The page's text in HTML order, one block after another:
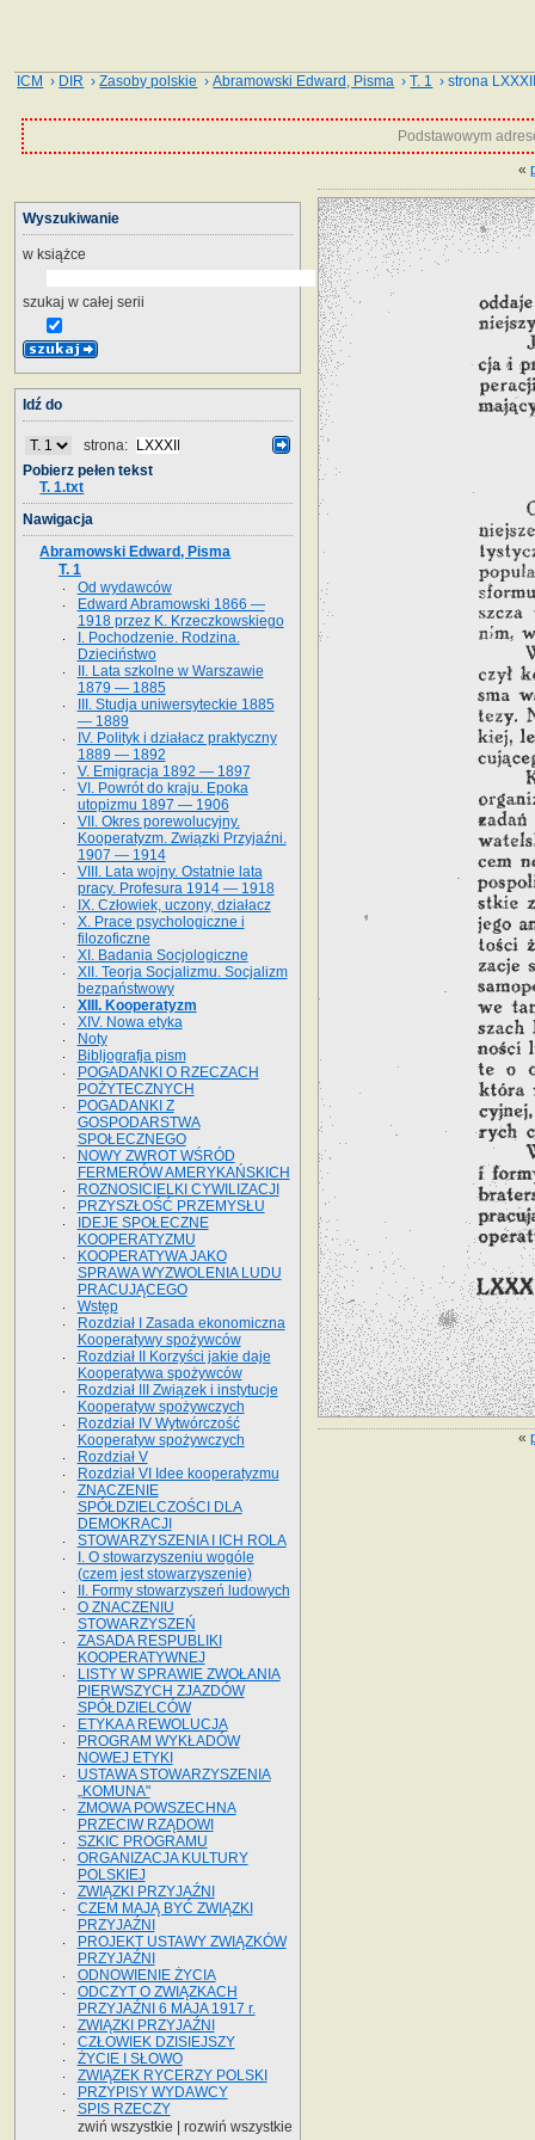
ICM › DIR ›Zasoby polskie ›Abramowski Edward, Pisma ›T. 1 › strona
Podstawowym
«
«
Wyszukiwanie
w książce
szukaj w całej serii
Idź do
strona:
Pobierz pełen tekst
T. 1.txt
Nawigacja
Abramowski Edward, Pisma
T. 1
Od wydawców
Edward Abramowski 1866 —
1918 przez K. Krzeczkowskiego
I. Pochodzenie. Rodzina.
Dzieciństwo
II. Lata szkolne w Warszawie
1879 — 1885
III. Studja uniwersyteckie 1885
— 1889
IV. Polityk i działacz praktyczny
1889 — 1892
V. Emigracja 1892 — 1897
VI. Powrót do kraju. Epoka
utopizmu 1897 — 1906
VII. Okres porewolucyjny.
Kooperatyzm. Związki Przyjaźni.
1907 — 1914
VIII. Lata wojny. Ostatnie lata
pracy. Profesura 1914 — 1918
IX. Człowiek, uczony, działacz
X. Prace psychologiczne i
filozoficzne
XI. Badania Socjologiczne
XII. Teorja Socjalizmu. Socjalizm
bezpaństwowy
XIII. Kooperatyzm
XIV. Nowa etyka
Noty
Bibljografja pism
POGADANKI O RZECZACH
POŻYTECZNYCH
POGADANKI Z
GOSPODARSTWA
SPOŁECZNEGO
NOWY ZWROT WŚRÓD
FERMERÓW AMERYKAŃSKICH
ROZNOSICIELKI CYWILIZACJI
PRZYSZŁOŚĆ PRZEMYSŁU
IDEJE SPOŁECZNE
KOOPERATYZMU
KOOPERATYWA JAKO
SPRAWA WYZWOLENIA LUDU
PRACUJĄCEGO
Wstęp
Rozdział I Zasada ekonomiczna
Kooperatywy spożywców
Rozdział II Korzyści jakie daje
Kooperatywa spożywców
Rozdział III Związek i instytucje
Kooperatyw spożywczych
Rozdział IV Wytwórczość
Kooperatyw spożywczych
Rozdział V
Rozdział VI Idee kooperatyzmu
ZNACZENIE
SPÓŁDZIELCZOŚCI DLA
DEMOKRACJI
STOWARZYSZENIA I ICH ROLA
I. O stowarzyszeniu wogóle
(czem jest stowarzyszenie)
II. Formy stowarzyszeń ludowych
O ZNACZENIU
STOWARZYSZEŃ
ZASADA RESPUBLIKI
KOOPERATYWNEJ
LISTY W SPRAWIE ZWOŁANIA
PIERWSZYCH ZJAZDÓW
SPÓŁDZIELCÓW
ETYKA A REWOLUCJA
PROGRAM WYKŁADÓW
NOWEJ ETYKI
USTAWA STOWARZYSZENIA
„KOMUNA"
ZMOWA POWSZECHNA
PRZECIW RZĄDOWI
SZKIC PROGRAMU
ORGANIZACJA KULTURY
POLSKIEJ
ZWIĄZKI PRZYJAŹNI
CZEM MAJĄ BYĆ ZWIĄZKI
PRZYJAŹNI
PROJEKT USTAWY ZWIĄZKÓW
PRZYJAŹNI
ODNOWIENIE ŻYCIA
ODCZYT O ZWIĄZKACH
PRZYJAŹNI 6 MAJA 1917 r.
ZWIĄZKI PRZYJAŹNI
CZŁOWIEK DZISIEJSZY
ŻYCIE I SŁOWO
ZWIĄZEK RYCERZY POLSKI
PRZYPISY WYDAWCY
SPIS RZECZY
zwiń wszystkie
rozwiń wszystkie